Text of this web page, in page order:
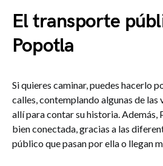
El transporte
Popotla
Si quieres caminar, puedes hacerlo
calles, contemplando algunas de las
allí para contar su historia. Además,
bien conectada, gracias a las
público que pasan por ella o llegan